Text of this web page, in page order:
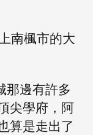
南楓市的大
那邊有許多
尖學府，阿
算是走出了